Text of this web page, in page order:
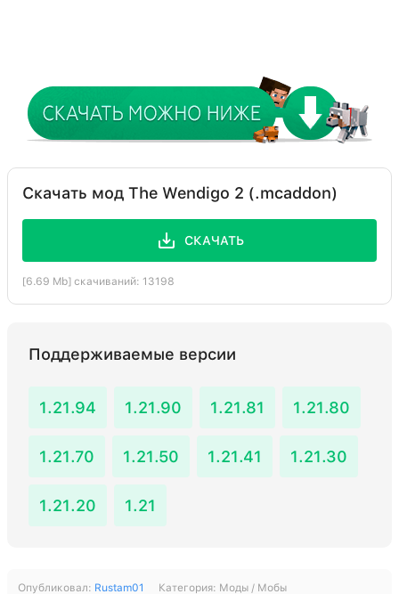
Скачать мод The Wendigo 2 (.mcaddon)
СКАЧАТЬ
[6.69 Mb] скачиваний: 13198
Поддерживаемые версии
1.21.94 1.21.90 1.21.81 1.21.80
1.21.70 1.21.50 1.21.41 1.21.30
1.21.20 1.21
Опубликовал: Rustam01 Категория: Моды / Мобы